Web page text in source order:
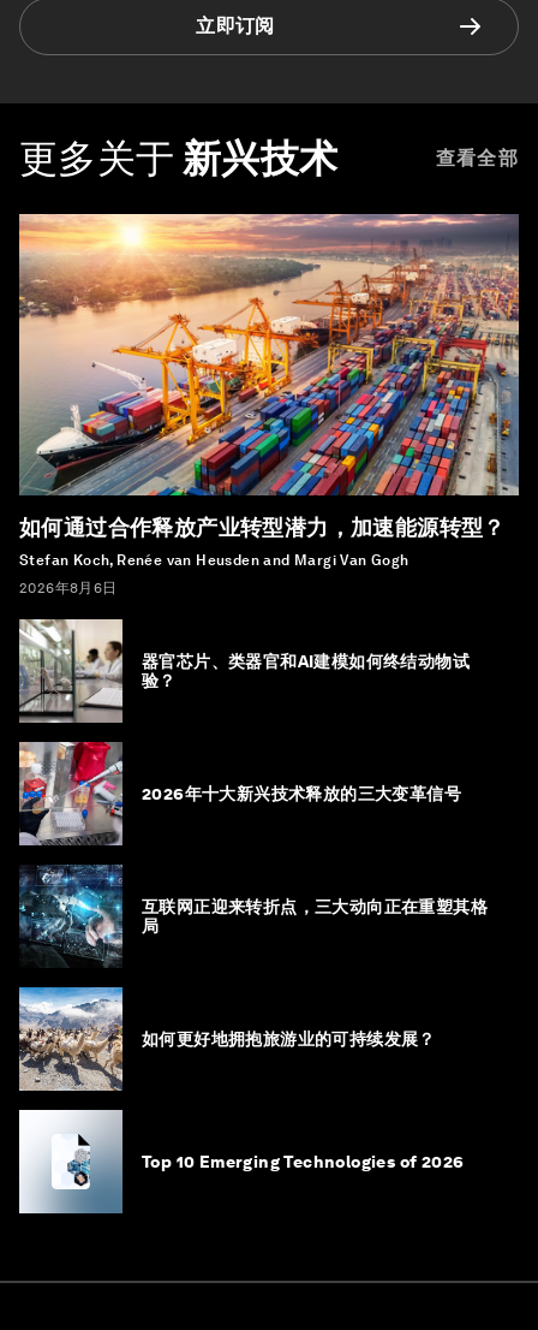
立即订阅
更多关于 新兴技术 查看全部
如何通过合作释放产业转型潜力，加速能源转型？
Stefan Koch, Renée van Heusden and Margi Van Gogh
2026年8月6日
器官芯片、类器官和AI建模如何终结动物试
验？
2026年十大新兴技术释放的三大变革信号
互联网正迎来转折点，三大动向正在重塑其格
局
如何更好地拥抱旅游业的可持续发展？
Top 10 Emerging Technologies of 2026